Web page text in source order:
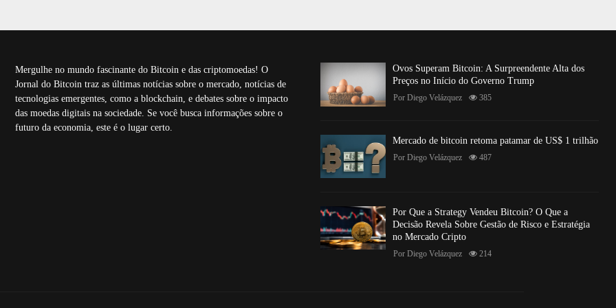
Mergulhe no mundo fascinante do Bitcoin e das criptomoedas! O
Jornal do Bitcoin traz as últimas notícias sobre o mercado, notícias de
tecnologias emergentes, como a blockchain, e debates sobre o impacto
das moedas digitais na sociedade. Se você busca informações sobre o
futuro da economia, este é o lugar certo.
Ovos Superam Bitcoin: A Surpreendente Alta dos
Preços no Início do Governo Trump
PorDiego Velázquez 385
Mercado de bitcoin retoma patamar de US$ 1 trilhão
PorDiego Velázquez 487
Por Que a Strategy Vendeu Bitcoin? O Que a
Decisão Revela Sobre Gestão de Risco e Estratégia
no Mercado Cripto
PorDiego Velázquez 214